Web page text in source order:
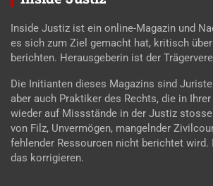
Inside Justiz ist ein online-Magazin und
es sich zum Ziel gemacht hat, kritisch
berichten. Herausgeberin ist der
Die Initianten dieses Magazins sind
aber auch Praktiker des Rechts, die in
wieder auf Missstände in der Justiz
von Filz, Unvermögen, mangelnder
fehlender Ressourcen nicht berichtet wird.
das korrigieren.